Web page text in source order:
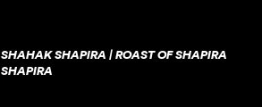
SHAHAK SHAPIRA | ROAST OF SHAPIRA
SHAPIRA